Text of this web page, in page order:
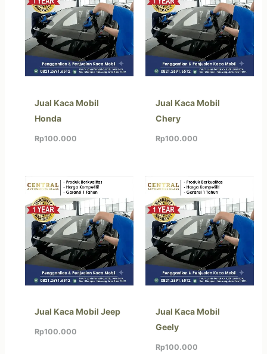
Jual Kaca Mobil
Honda
Rp100.000
Jual Kaca Mobil
Chery
Rp100.000
Jual Kaca Mobil Jeep
Rp100.000
Jual Kaca Mobil
Geely
Rp100.000